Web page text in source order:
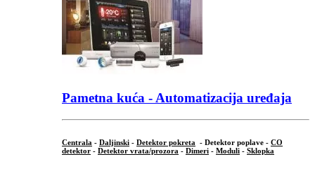
Pametna kuća - Automatizacija uređaja
Centrala - Daljinski - Detektor pokreta - Detektor poplave - CO
detektor - Detektor vrata/prozora - Dimeri - Moduli - Sklopka